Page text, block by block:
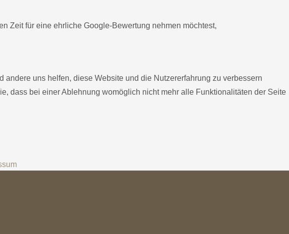
Zeit für eine ehrliche Google-Bewertung nehmen möchtest,
uns helfen, diese Website und die Nutzererfahrung zu verbessern
dass bei einer Ablehnung womöglich nicht mehr alle Funktionalitäten der Seite